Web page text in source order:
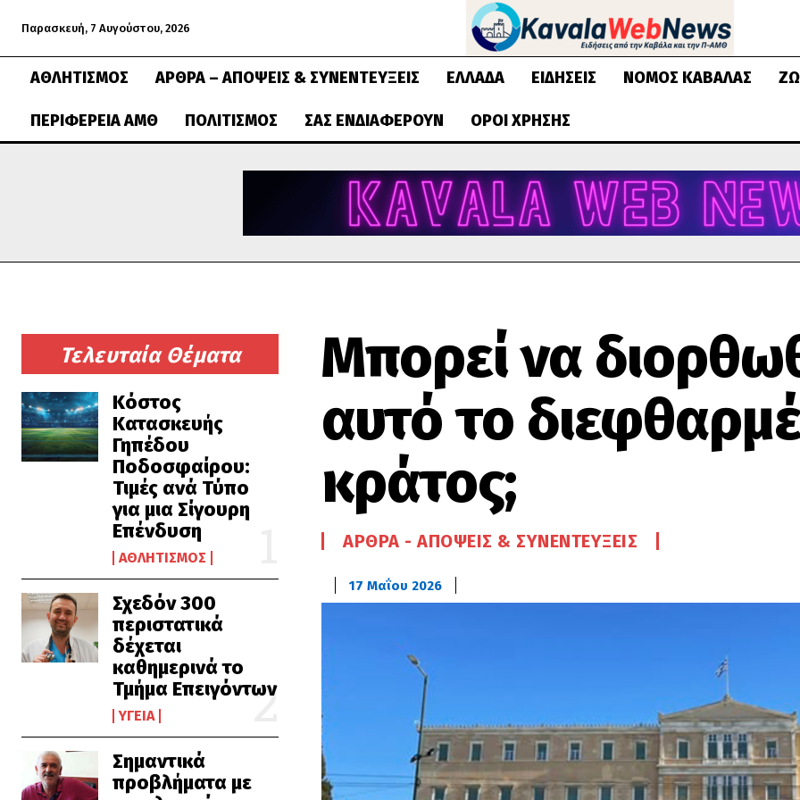
Παρασκευή, 7 Αυγούστου, 2026
ΑΘΛΗΤΙΣΜΌΣ ΆΡΘΡΑ – ΑΠΌΨΕΙΣ & ΣΥΝΕΝΤΕΎΞΕΙΣ ΕΛΛΆΔΑ ΕΙΔΉΣΕΙΣ ΝΟΜΌΣ ΚΑΒΆΛΑΣ
ΠΕΡΙΦΈΡΕΙΑ ΑΜΘ ΠΟΛΙΤΙΣΜΌΣ ΣΑΣ ΕΝΔΙΑΦΈΡΟΥΝ ΌΡΟΙ ΧΡΉΣΗΣ
Τελευταία Θέματα
Κόστος
Κατασκευής
Γηπέδου
Ποδοσφαίρου:
Τιμές ανά Τύπο
για μια Σίγουρη
Επένδυση
ΑΘΛΗΤΙΣΜΌΣ
Σχεδόν 300
περιστατικά
δέχεται
καθημερινά το
Τμήμα Επειγόντων
ΥΓΕΊΑ
Σημαντικά
προβλήματα με
Μπορεί να
αυτό το
κράτος;
ΆΡΘΡΑ - ΑΠΌΨΕΙΣ & ΣΥΝΕΝΤΕΎΞΕΙΣ
17 Μαΐου 2026